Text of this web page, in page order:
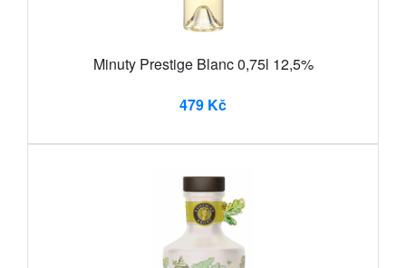
Minuty Prestige Blanc 0,75l 12,5%
479 Kč